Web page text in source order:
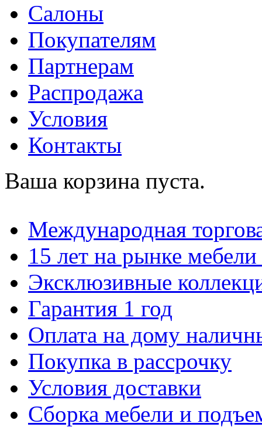
Салоны
Покупателям
Партнерам
Распродажа
Условия
Контакты
Ваша корзина пуста.
Международная
15 лет на рынке
Эксклюзивные
Гарантия 1 год
Оплата на дому
Покупка в рассрочку
Условия доставки
Сборка мебели и